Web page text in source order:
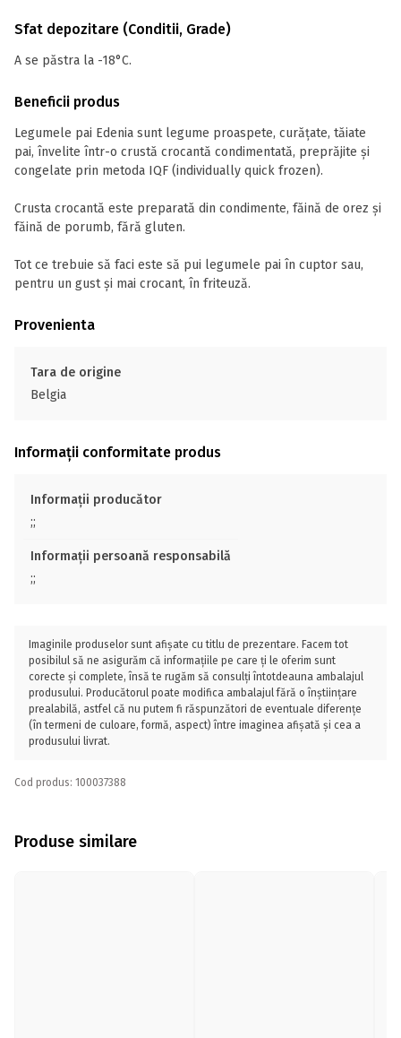
Sfat depozitare (Conditii, Grade)
A se păstra la -18°C.
Beneficii produs
Legumele pai Edenia sunt legume proaspete, curățate, tăiate
pai, învelite într-o crustă crocantă condimentată, preprăjite și
congelate prin metoda IQF (individually quick frozen).
Crusta crocantă este preparată din condimente, făină de orez și
făină de porumb, fără gluten.
Tot ce trebuie să faci este să pui legumele pai în cuptor sau,
pentru un gust și mai crocant, în friteuză.
Provenienta
Tara de origine
Belgia
Informații conformitate produs
Informații producător
;;
Informații persoană responsabilă
;;
Imaginile produselor sunt afișate cu titlu de prezentare. Facem tot
posibilul să ne asigurăm că informațiile pe care ți le oferim sunt
corecte și complete, însă te rugăm să consulți întotdeauna ambalajul
produsului. Producătorul poate modifica ambalajul fără o înștiințare
prealabilă, astfel că nu putem fi răspunzători de eventuale diferențe
(în termeni de culoare, formă, aspect) între imaginea afișată și cea a
produsului livrat.
Cod produs: 100037388
Produse similare